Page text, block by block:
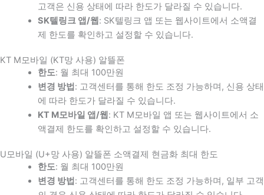
고객은 신용 상태에 따라 한도가 달라질 수 있습니다.
SK텔링크 앱/웹 : SK텔링크 앱 또는 웹사이트에서 소액결
제 한도를 확인하고 설정할 수 있습니다.
KT M모바일 (KT망 사용) 알뜰폰
한도: 월 최대 100만원
변경 방법 : 고객센터를 통해 한도 조정 가능하며, 신용 상태
에 따라 한도가 달라질 수 있습니다.
KT M모바일 앱/웹 : KT M모바일 앱 또는 웹사이트에서 소
액결제 한도를 확인하고 설정할 수 있습니다.
U모바일 (U+망 사용) 알뜰폰 소액결제 현금화 최대 한도
한도: 월 최대 100만원
변경 방법 : 고객센터를 통해 한도 조정 가능하며, 일부 고객